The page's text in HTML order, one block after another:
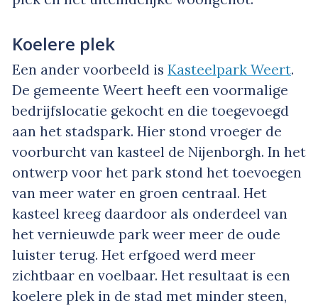
Koelere plek
Een ander voorbeeld is Kasteelpark Weert.
De gemeente Weert heeft een voormalige
bedrijfslocatie gekocht en die toegevoegd
aan het stadspark. Hier stond vroeger de
voorburcht van kasteel de Nijenborgh. In het
ontwerp voor het park stond het toevoegen
van meer water en groen centraal. Het
kasteel kreeg daardoor als onderdeel van
het vernieuwde park weer meer de oude
luister terug. Het erfgoed werd meer
zichtbaar en voelbaar. Het resultaat is een
koelere plek in de stad met minder steen,